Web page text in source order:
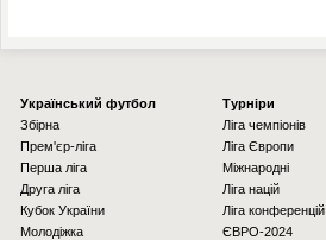
Українcький футбол
Збірна
Прем'єр-ліга
Перша ліга
Друга ліга
Кубок України
Молодіжка
Турніри
Ліга чемпіонів
Ліга Європи
Міжнародні
Ліга націй
Ліга конференцій
ЄВРО-2024